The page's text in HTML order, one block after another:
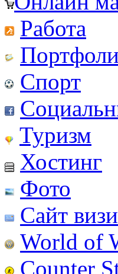
Работа
Спорт
Туризм
Хостинг
Фото
Сайт
World of
Counter